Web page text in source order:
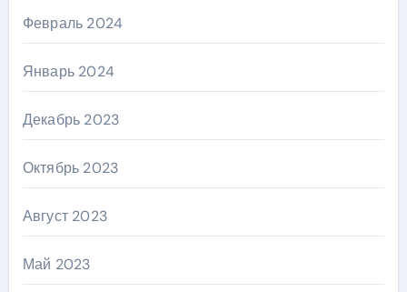
Февраль 2024
Январь 2024
Декабрь 2023
Октябрь 2023
Август 2023
Май 2023